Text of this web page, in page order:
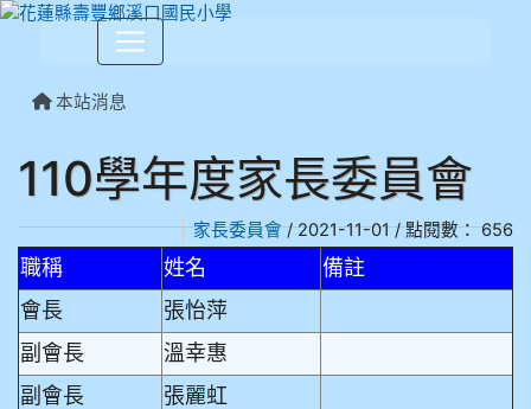
本站消息
110學年度家長委員會
家長委員會/ 2021-11-01 / 點閱數： 656
職稱 姓名
備註
會長
張怡萍
副會長
溫幸惠
副會長
張麗虹